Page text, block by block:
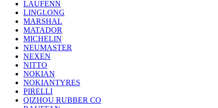
LAUFENN
LINGLONG
MARSHAL
MATADOR
MICHELIN
NEUMASTER
NEXEN
NITTO
NOKIAN
NOKIANTYRES
PIRELLI
QIZHOU RUBBER CO